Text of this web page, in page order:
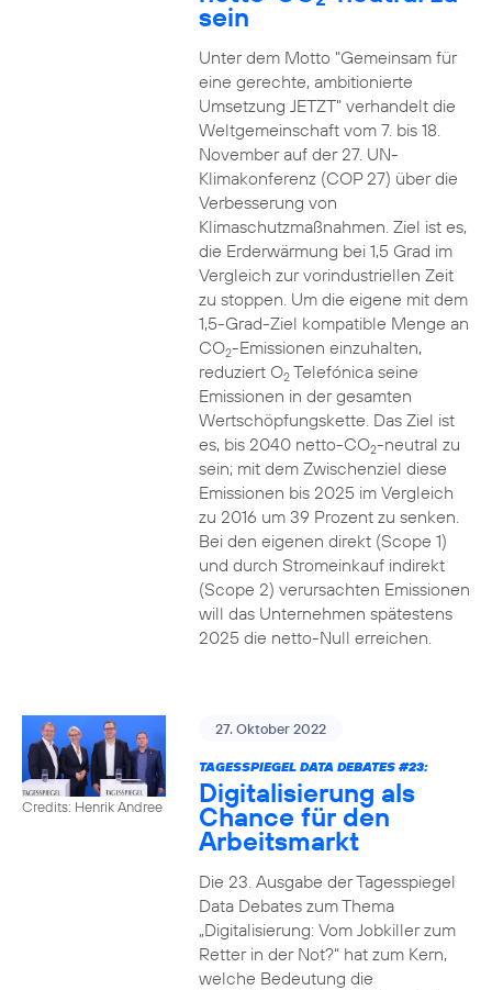
sein
Unter dem Motto "Gemeinsam für
eine gerechte, ambitionierte
Umsetzung JETZT" verhandelt die
Weltgemeinschaft vom 7. bis 18.
November auf der 27. UN-
Klimakonferenz (COP 27) über die
Verbesserung von
Klimaschutzmaßnahmen. Ziel ist es,
die Erderwärmung bei 1,5 Grad im
Vergleich zur vorindustriellen Zeit
zu stoppen. Um die eigene mit dem
1,5-Grad-Ziel kompatible Menge an
CO2-Emissionen einzuhalten,
reduziert O2Telefónica seine
Emissionen in der gesamten
Wertschöpfungskette. Das Ziel ist
es, bis 2040 netto-CO2-neutral zu
sein; mit dem Zwischenziel diese
Emissionen bis 2025 im Vergleich
zu 2016 um 39 Prozent zu senken.
Bei den eigenen direkt (Scope 1)
und durch Stromeinkauf indirekt
(Scope 2) verursachten Emissionen
will das Unternehmen spätestens
2025 die netto-Null erreichen.
Credits: Henrik Andree
27. Oktober 2022
TAGESSPIEGEL DATA DEBATES #23:
Digitalisierung als
Chance für den
Arbeitsmarkt
Die 23. Ausgabe der Tagesspiegel
Data Debates zum Thema
„Digitalisierung: Vom Jobkiller zum
Retter in der Not?“ hat zum Kern,
welche Bedeutung die